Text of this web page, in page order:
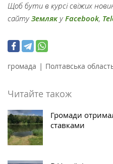
Щоб бути в курсі свіжих
сайтуЗемлякуFacebook,
громада | Полтавська
Читайте також
Громади
ставками